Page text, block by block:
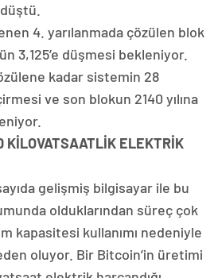
4. yarılanmada çözülen blok
3,125’e düşmesi bekleniyor.
kadar sistemin 28
ve son blokun 2140 yılına
KİLOVATSAATLİK ELEKTRİK
gelişmiş bilgisayar ile bu
olduklarından süreç çok
kapasitesi kullanımı nedeniyle
oluyor. Bir Bitcoin’in üretimi